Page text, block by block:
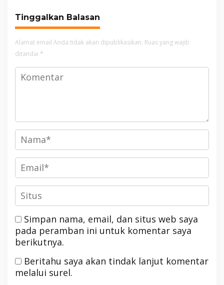
Tinggalkan Balasan
Alamat email Anda tidak akan dipublikasikan. Ruas yang wajib
ditandai *
Simpan nama, email, dan situs web saya
pada peramban ini untuk komentar saya
berikutnya.
Beritahu saya akan tindak lanjut komentar
melalui surel.